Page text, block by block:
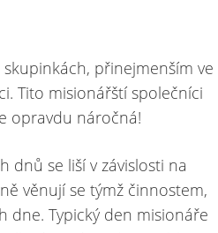
přinejmenším ve
Tito misionářští společníci
opravdu náročná!
dnů se liší v závislosti na
věnují se týmž činnostem,
dne. Typický den misionáře